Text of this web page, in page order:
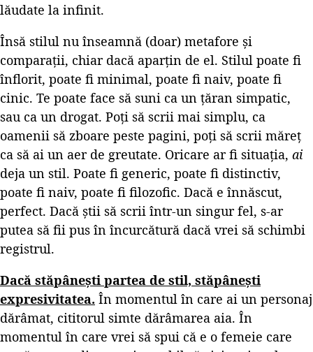
lăudate la infinit.
Însă stilul nu înseamnă (doar) metafore și
comparații, chiar dacă aparțin de el. Stilul poate fi
înflorit, poate fi minimal, poate fi naiv, poate fi
cinic. Te poate face să suni ca un țăran simpatic,
sau ca un drogat. Poți să scrii mai simplu, ca
oamenii să zboare peste pagini, poți să scrii măreț
ca să ai un aer de greutate. Oricare ar fi situația, ai
deja un stil. Poate fi generic, poate fi distinctiv,
poate fi naiv, poate fi filozofic. Dacă e înnăscut,
perfect. Dacă știi să scrii într-un singur fel, s-ar
putea să fii pus în încurcătură dacă vrei să schimbi
registrul.
Dacă stăpânești partea de stil, stăpânești
expresivitatea. În momentul în care ai un personaj
dărâmat, cititorul simte dărâmarea aia. În
momentul în care vrei să spui că e o femeie care